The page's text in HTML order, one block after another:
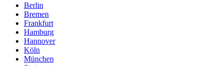
Berlin
Bremen
Frankfurt
Hamburg
Hannover
Köln
München